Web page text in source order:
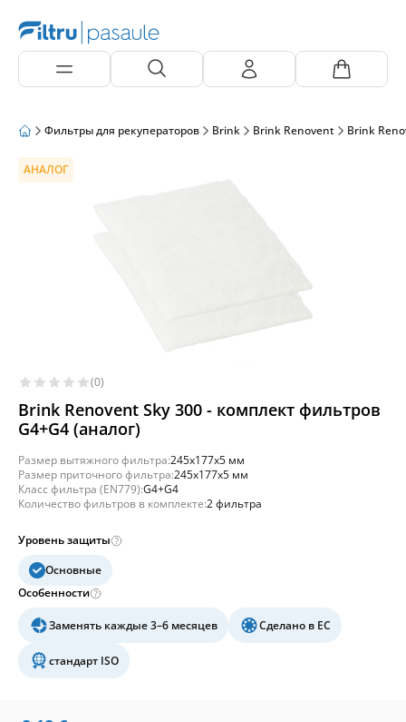
Фильтры для рекуператоров Brink Brink Renovent Brink
АНАЛОГ
(0)
Brink Renovent Sky 300 - комплект фильтров
G4+G4 (аналог)
Размер вытяжного фильтра:245x177x5 мм
Размер приточного фильтра:245x177x5 мм
Класс фильтра (EN779):G4+G4
Количество фильтров в комплекте:2 фильтра
Уровень защиты
Основные
Особенности
Заменять каждые 3–6 месяцев Сделано в ЕС
стандарт ISO